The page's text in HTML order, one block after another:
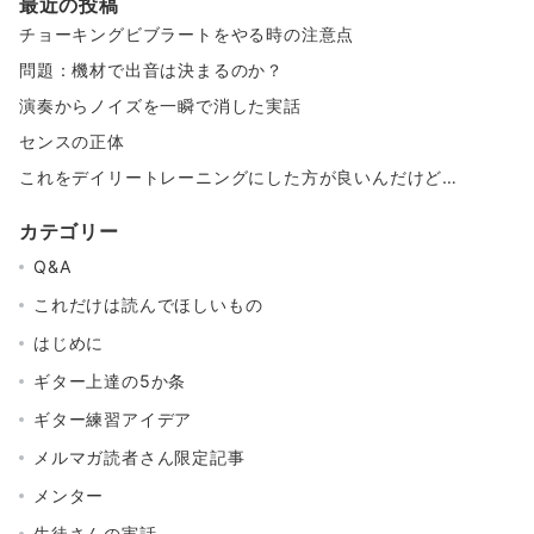
最近の投稿
チョーキングビブラートをやる時の注意点
問題：機材で出音は決まるのか？
演奏からノイズを一瞬で消した実話
センスの正体
これをデイリートレーニングにした方が良いんだけど…
カテゴリー
Q&A
これだけは読んでほしいもの
はじめに
ギター上達の5か条
ギター練習アイデア
メルマガ読者さん限定記事
メンター